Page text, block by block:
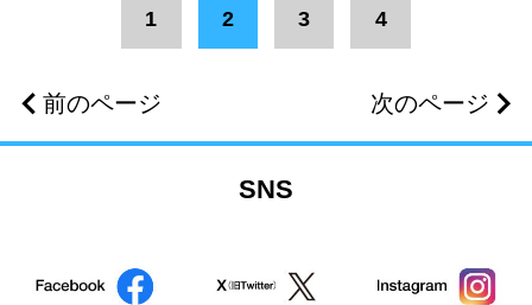
前のページ
1 2 3 4
次のページ
SNS